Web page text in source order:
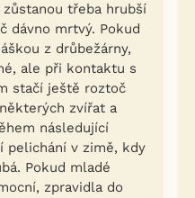
třeba hrubší
dávno mrtvý. Pokud
z drůbežárny,
ale při kontaktu s
stačí ještě roztoč
zvířat a
následující
pelichání v zimě, kdy
Pokud mladé
zpravidla do